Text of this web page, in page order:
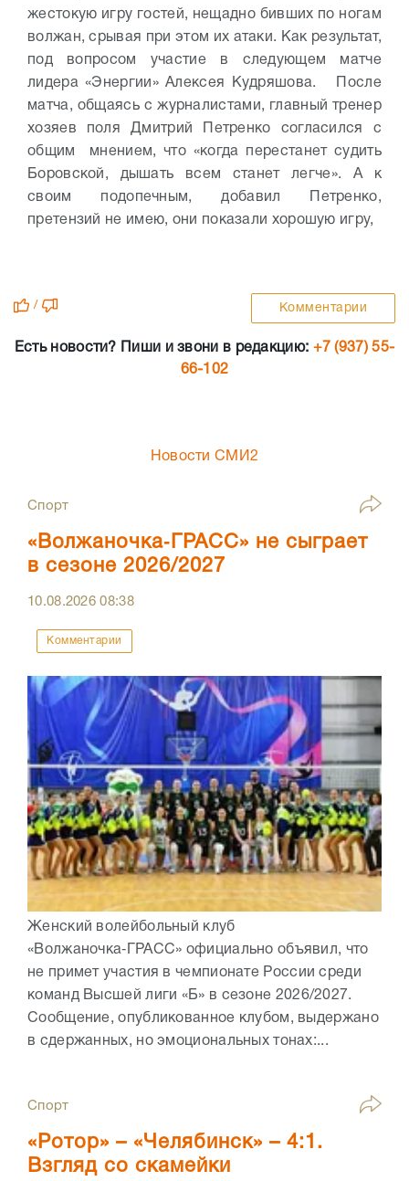
жестокую игру гостей, нещадно бивших по ногам
волжан, срывая при этом их атаки. Как результат,
под вопросом участие в следующем матче
лидера «Энергии» Алексея Кудряшова. После
матча, общаясь с журналистами, главный тренер
хозяев поля Дмитрий Петренко согласился с
общим мнением, что «когда перестанет судить
Боровской, дышать всем станет легче». А к
своим подопечным, добавил Петренко,
претензий не имею, они показали хорошую игру,
/ Комментарии
Есть новости? Пиши и звони в редакцию: +7 (937) 55-
66-102
Новости СМИ2
Спорт
«Волжаночка‑ГРАСС» не сыграет
в сезоне 2026/2027
10.08.202608:38
Комментарии
Женский волейбольный клуб
«Волжаночка‑ГРАСС» официально объявил, что
не примет участия в чемпионате России среди
команд Высшей лиги «Б» в сезоне 2026/2027.
Сообщение, опубликованное клубом, выдержано
в сдержанных, но эмоциональных тонах:...
Спорт
«Ротор» – «Челябинск» – 4:1.
Взгляд со скамейки